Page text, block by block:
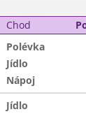
Chod
Polévka
Jídlo
Nápoj
Jídlo